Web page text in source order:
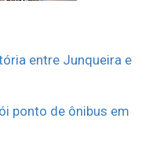
entre Junqueira e
ponto de ônibus em